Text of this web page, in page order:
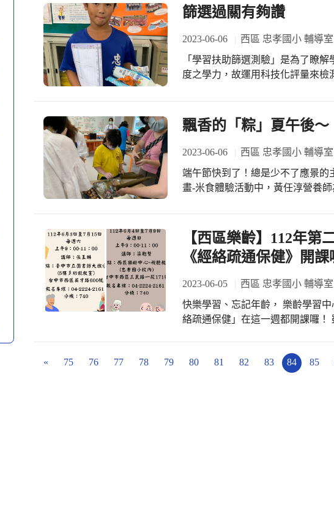
天早上由許玲玲校長代為頒獎。
篩選過關有夠讚
2023-06-06 西區 忠孝國小 輔導
「學習扶助篩選測驗」是為了瞭
度之學力，故運用科技化評量來
「闖關」的心態來面對挑戰，認真
一個，通過兩關(兩科)者可以獲得
讓他們靜下心來慢慢測驗，通過者除了餅乾
三個禮拜時間，共計施測537人
可以領取餅乾的通知單到輔導室
飄香的「粽」夏午後～
2023-06-06 西區 忠孝國小 輔導
端午節快到了！總是少不了應景的
畫-米食體驗活動中，黃任淳營養
州粽」。所使用的圓糯米需在前
是經高粱酒和醬油醃漬過的三層
小漏斗狀，再依序放入糯米、板
粽」！但是參加的學生則是不斷
如此，炎炎夏日裡我們的親師生
【西區樂齡】112年第
《經絡疏通保健》開課
2023-06-05 西區 忠孝國小 輔導
快樂學習、忘記年齡， 樂齡學習
絡疏通保健」在這一週都開課囉！
週六上午9-11時 《經絡疏通保健
« 75 76 77 78 79 80 81 82 83 84 85